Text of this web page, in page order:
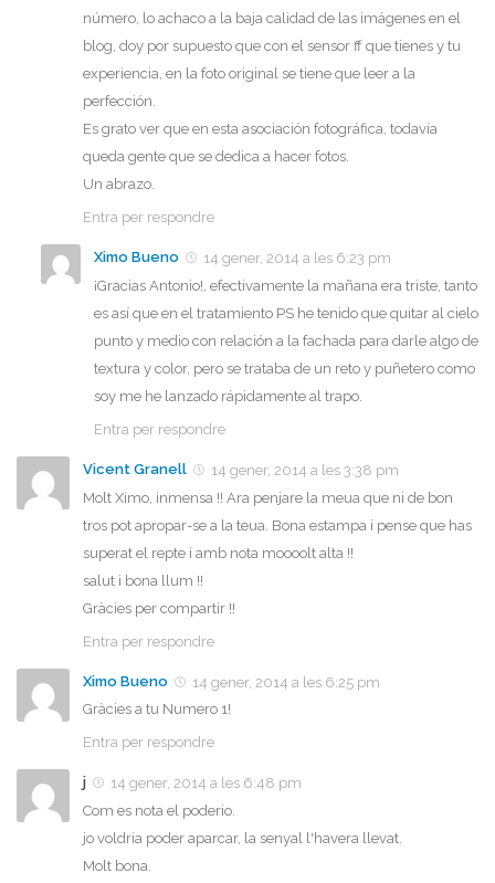
número, lo achaco a la baja calidad de las imágenes en el
blog, doy por supuesto que con el sensor ff que tienes y tu
experiencia, en la foto original se tiene que leer a la
perfección.
Es grato ver que en esta asociación fotográfica, todavía
queda gente que se dedica a hacer fotos.
Un abrazo.
Entra per respondre
Ximo Bueno
14 gener, 2014 a les 6:23 pm
¡Gracias Antonio!, efectivamente la mañana era triste, tanto
es así que en el tratamiento PS he tenido que quitar al cielo
punto y medio con relación a la fachada para darle algo de
textura y color, pero se trataba de un reto y puñetero como
soy me he lanzado rápidamente al trapo.
Entra per respondre
Vicent Granell
14 gener, 2014 a les 3:38 pm
Molt Ximo, inmensa !! Ara penjare la meua que ni de bon
tros pot apropar-se a la teua. Bona estampa i pense que has
superat el repte i amb nota moooolt alta !!
salut i bona llum !!
Gràcies per compartir !!
Entra per respondre
Ximo Bueno
14 gener, 2014 a les 6:25 pm
Gràcies a tu Numero 1!
Entra per respondre
j
14 gener, 2014 a les 6:48 pm
Com es nota el poderio.
jo voldria poder aparcar, la senyal l'havera llevat.
Molt bona.